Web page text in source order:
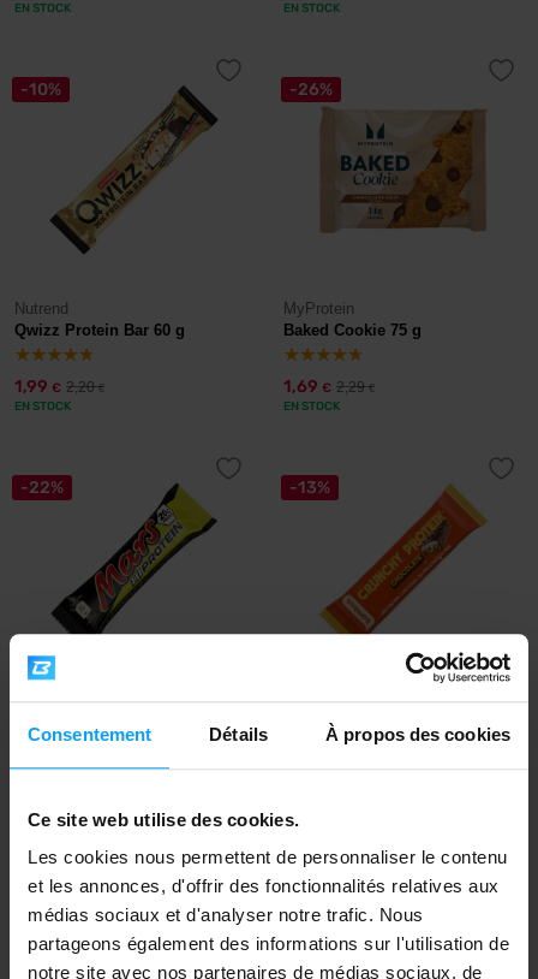
Consentement Détails À propos des cookies
Ce site web utilise des cookies.
Les cookies nous permettent de personnaliser le contenu
et les annonces, d'offrir des fonctionnalités relatives aux
médias sociaux et d'analyser notre trafic. Nous
partageons également des informations sur l'utilisation de
notre site avec nos partenaires de médias sociaux, de
EN STOCK EN STOCK
-10%
Nutrend
Qwizz Protein Bar 60 g
1,99 € 2,20€
EN STOCK
-26%
MyProtein
Baked Cookie 75 g
1,69 € 2,29€
EN STOCK
-22%
Mars
Mars HiProtein Bar 59 g
-13%
Bombus
Crunchy Protein 50 g
-11% -6%